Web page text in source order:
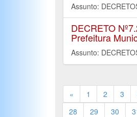
Assunto:
DECRETO
Prefeitura
Assunto:
« 1 2 3
28
29 30